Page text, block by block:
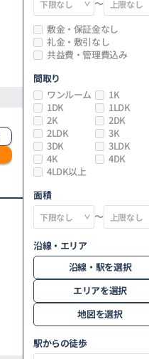
～
敷金・保証金なし
礼金・敷引なし
共益費・管理費込み
間取り
ワンルーム
1K
1DK
1LDK
2K
2DK
2LDK
3K
3DK
3LDK
4K
4DK
4LDK以上
面積
～
沿線・エリア
沿線・駅を選択
エリアを選択
地図を選択
駅からの徒歩